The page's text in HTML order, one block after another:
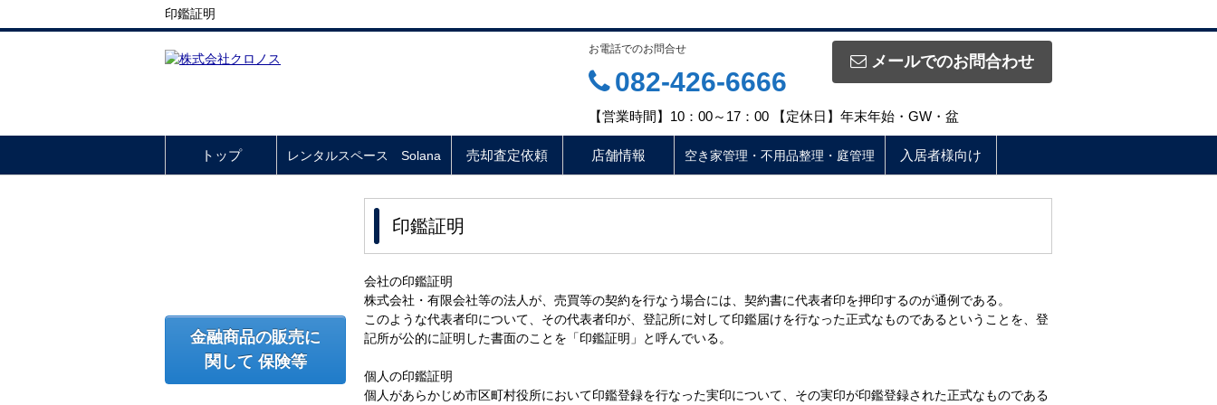
印鑑証明
メールでのお問合わせ
お電話でのお問合せ
082-426-6666
【営業時間】10：00～17：00 【定休日】年末年始・GW・盆
トップ レンタルスペース Solana 売却査定依頼 店舗情報 空き家管理・不用品整理・庭管理 入居者様向け
金融商品の販売に
関して 保険等
印鑑証明
会社の印鑑証明
株式会社・有限会社等の法人が、売買等の契約を行なう場合には、契約書に代表者印を押印するのが通例である。
このような代表者印について、その代表者印が、登記所に対して印鑑届けを行なった正式なものであるということを、登
記所が公的に証明した書面のことを「印鑑証明」と呼んでいる。
個人の印鑑証明
個人があらかじめ市区町村役所において印鑑登録を行なった実印について、その実印が印鑑登録された正式なものである